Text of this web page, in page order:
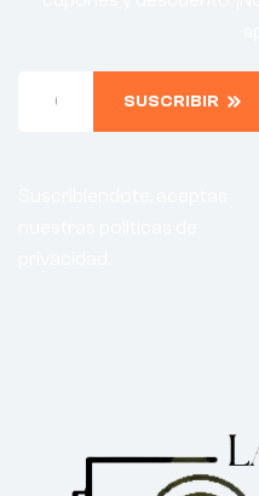
SUSCRIBIR